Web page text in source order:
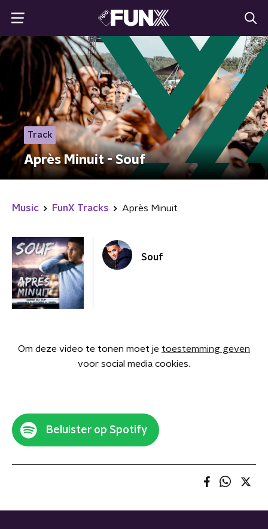
Track
Après Minuit - Souf
Music FunX Tracks Après Minuit
Souf
Om deze video te tonen moet je toestemming geven
voor social media cookies.
Beluister op Spotify